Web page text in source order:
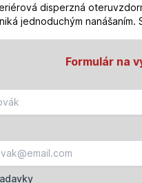
disperzná
jednoduchým nanášaním.
Formulár na